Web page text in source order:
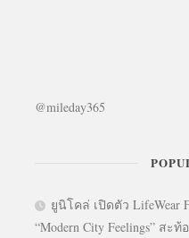
@mileday365
ยูนิโคล่ เปิดตัว LifeWear
“Modern City Feelings” ส